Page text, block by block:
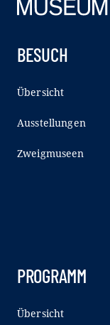
BESUCH
Übersicht
Ausstellungen
Zweigmuseen
PROGRAMM
Übersicht